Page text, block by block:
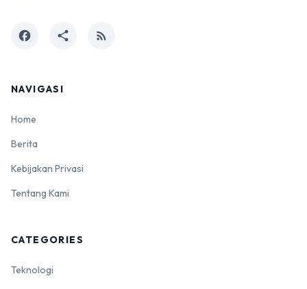
facebook share rss_feed
NAVIGASI
Home
Berita
Kebijakan Privasi
Tentang Kami
CATEGORIES
Teknologi